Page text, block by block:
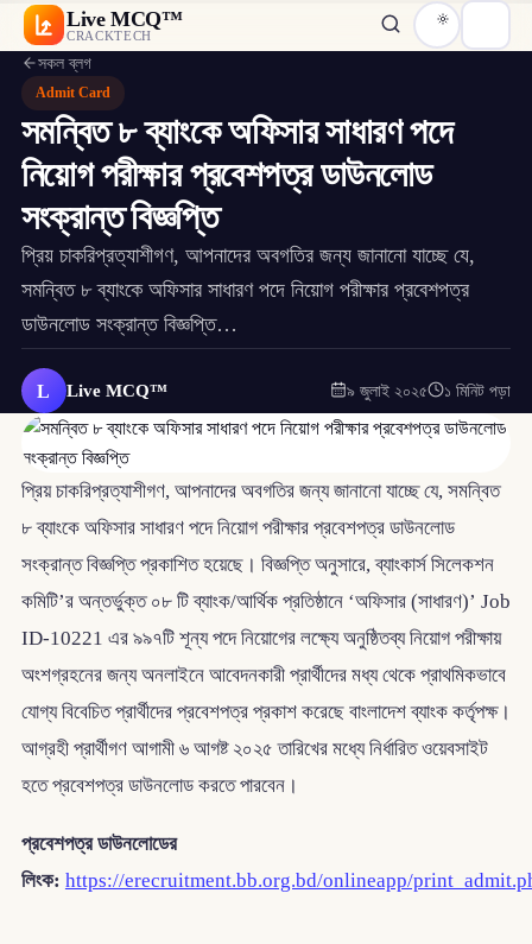
Live MCQ™
CRACKTECH
সকল ব্লগ
Admit Card
সমন্বিত ৮ ব্যাংকে অফিসার সাধারণ পদে
নিয়োগ পরীক্ষার প্রবেশপত্র ডাউনলোড
সংক্রান্ত বিজ্ঞপ্তি
প্রিয় চাকরিপ্রত্যাশীগণ, আপনাদের অবগতির জন্য জানানো যাচ্ছে যে,
সমন্বিত ৮ ব্যাংকে অফিসার সাধারণ পদে নিয়োগ পরীক্ষার প্রবেশপত্র
ডাউনলোড সংক্রান্ত বিজ্ঞপ্তি…
L Live MCQ™ ৯ জুলাই ২০২৫ ১ মিনিট পড়া
প্রিয় চাকরিপ্রত্যাশীগণ, আপনাদের অবগতির জন্য জানানো যাচ্ছে যে, সমন্বিত
৮ ব্যাংকে অফিসার সাধারণ পদে নিয়োগ পরীক্ষার প্রবেশপত্র ডাউনলোড
সংক্রান্ত বিজ্ঞপ্তি প্রকাশিত হয়েছে। বিজ্ঞপ্তি অনুসারে, ব্যাংকার্স সিলেকশন
কমিটি’র অন্তর্ভুক্ত ০৮ টি ব্যাংক/আর্থিক প্রতিষ্ঠানে ‘অফিসার (সাধারণ)’ Job
ID-10221 এর ৯৯৭টি শূন্য পদে নিয়োগের লক্ষ্যে অনুষ্ঠিতব্য নিয়োগ পরীক্ষায়
অংশগ্রহনের জন্য অনলাইনে আবেদনকারী প্রার্থীদের মধ্য থেকে প্রাথমিকভাবে
যোগ্য বিবেচিত প্রার্থীদের প্রবেশপত্র প্রকাশ করেছে বাংলাদেশ ব্যাংক কর্তৃপক্ষ।
আগ্রহী প্রার্থীগণ আগামী ৬ আগষ্ট ২০২৫ তারিখের মধ্যে নির্ধারিত ওয়েবসাইট
হতে প্রবেশপত্র ডাউনলোড করতে পারবেন।
প্রবেশপত্র ডাউনলোডের
লিংক: https://erecruitment.bb.org.bd/onlineapp/